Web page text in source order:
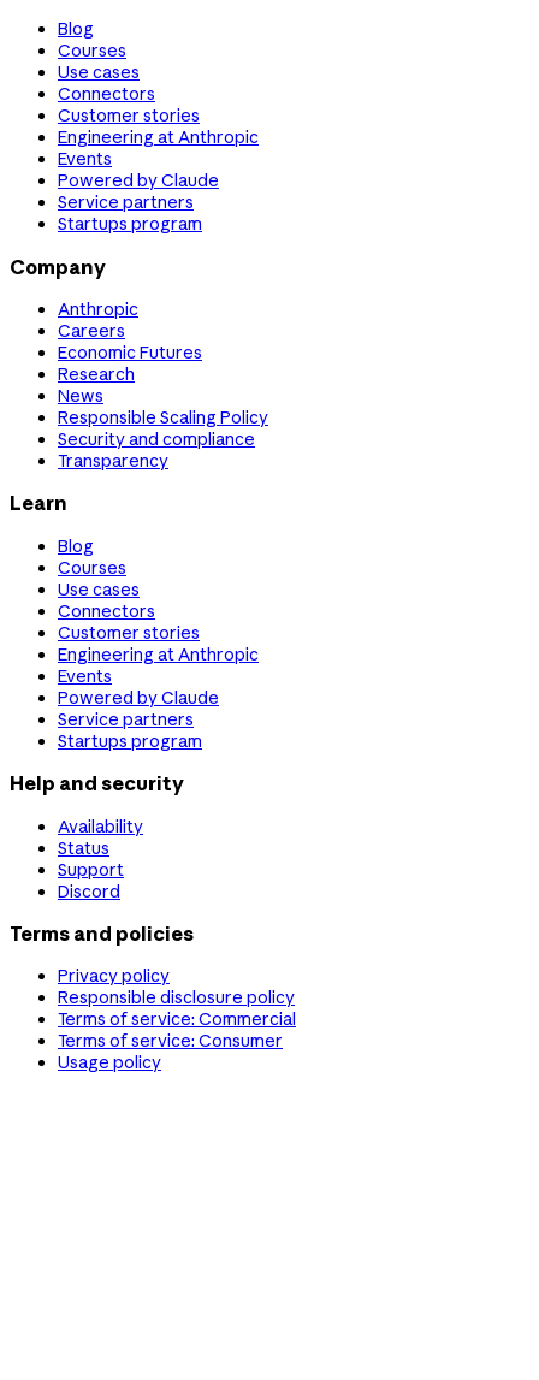
Blog
Courses
Use cases
Connectors
Customer stories
Engineering at Anthropic
Events
Powered by Claude
Service partners
Startups program
Company
Anthropic
Careers
Economic Futures
Research
News
Responsible Scaling Policy
Security and compliance
Transparency
Learn
Blog
Courses
Use cases
Connectors
Customer stories
Engineering at Anthropic
Events
Powered by Claude
Service partners
Startups program
Help and security
Availability
Status
Support
Discord
Terms and policies
Privacy policy
Responsible disclosure policy
Terms of service: Commercial
Terms of service: Consumer
Usage policy